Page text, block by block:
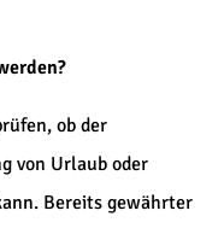
ob der
von Urlaub oder
Bereits gewährter